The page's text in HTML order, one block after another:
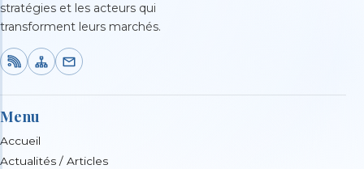
stratégies et les acteurs qui
transforment leurs marchés.
Menu
Accueil
Actualités / Articles